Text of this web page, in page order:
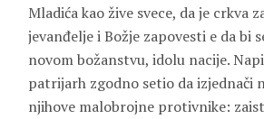
Mladića kao žive svece, da je crkva
jevanđelje i Božje zapovesti e da bi
novom božanstvu, idolu nacije.
patrijarh zgodno setio da izjednači
njihove malobrojne protivnike: